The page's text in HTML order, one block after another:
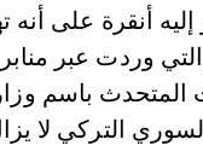
أنقرة على أنه
وردت عبر منابر
باسم وزارة
التركي لا